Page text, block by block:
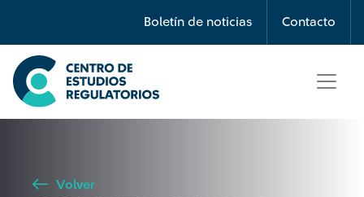
Boletín de noticias Contacto
Búsqueda
Seleccione país
Volver